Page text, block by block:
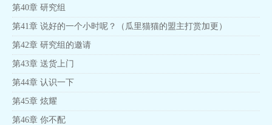
第40章 研究组
第41章 说好的一个小时呢？（瓜里猫猫的盟主打赏加更）
第42章 研究组的邀请
第43章 送货上门
第44章 认识一下
第45章 炫耀
第46章 你不配